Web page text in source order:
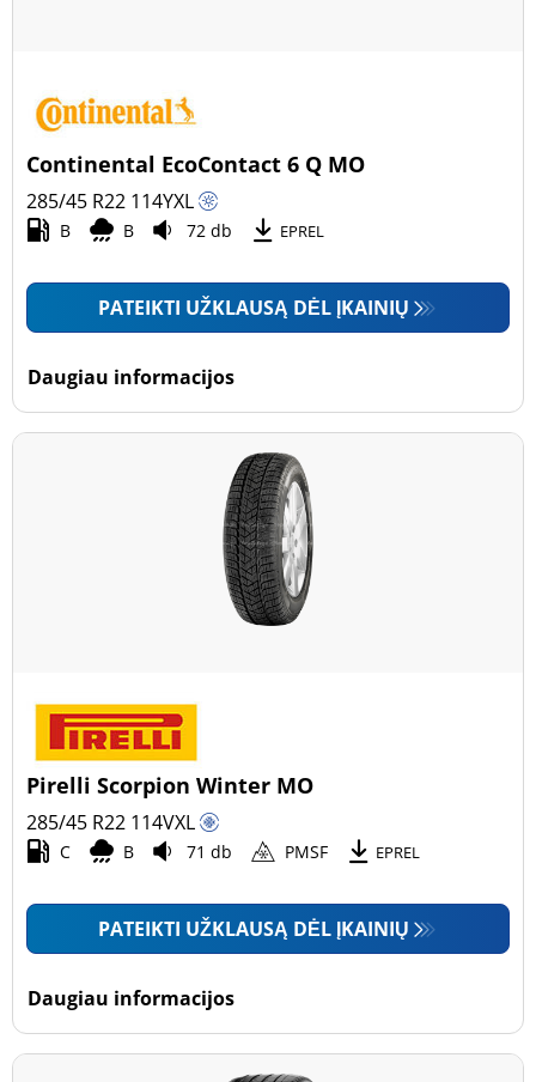
Continental EcoContact 6 Q MO
285/45 R22 114YXL
B B 72 db EPREL
PATEIKTI UŽKLAUSĄ DĖL ĮKAINIŲ
Daugiau informacijos
Pirelli Scorpion Winter MO
285/45 R22 114VXL
C B 71 db PMSF EPREL
PATEIKTI UŽKLAUSĄ DĖL ĮKAINIŲ
Daugiau informacijos